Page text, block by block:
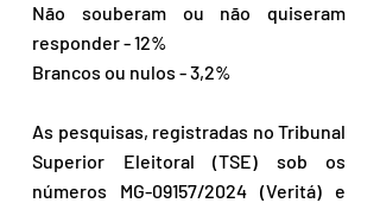
Não souberam ou não quiseram
responder - 12%
Brancos ou nulos - 3,2%
As pesquisas, registradas no Tribunal
Superior Eleitoral (TSE) sob os
números MG-09157/2024 (Veritá) e